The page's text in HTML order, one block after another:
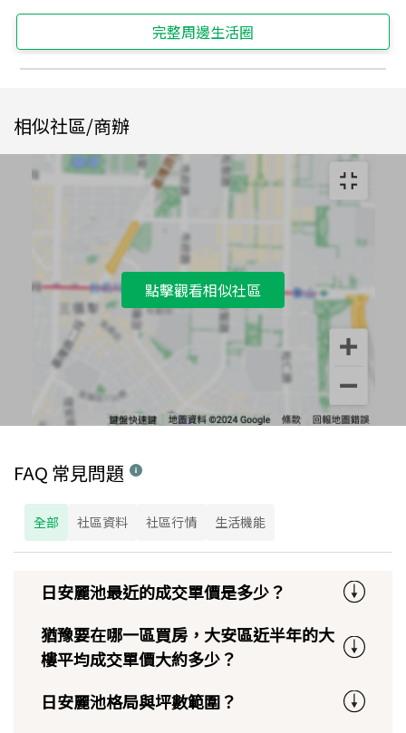
完整周邊生活圈
相似社區/商辦
點擊觀看相似社區
FAQ 常見問題
全部 社區資料 社區行情 生活機能
日安麗池最近的成交單價是多少？
猶豫要在哪一區買房，大安區近半年的大
樓平均成交單價大約多少？
日安麗池格局與坪數範圍？